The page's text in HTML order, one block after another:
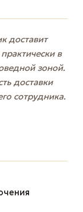
доставит
в
зоной.
доставки
сотрудника.